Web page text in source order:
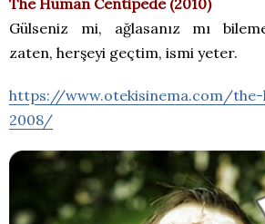
Gülseniz mi, ağlasanız mı
zaten, herşeyi geçtim, ismi yeter.
https://www.otekisinema.com/
2008/